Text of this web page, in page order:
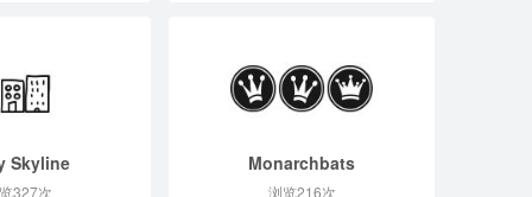
Skyline
327次
Monarchbats
浏览216次